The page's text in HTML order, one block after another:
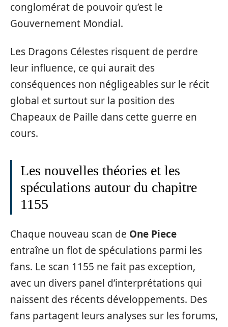
conglomérat de pouvoir qu’est le
Gouvernement Mondial.
Les Dragons Célestes risquent de perdre
leur influence, ce qui aurait des
conséquences non négligeables sur le récit
global et surtout sur la position des
Chapeaux de Paille dans cette guerre en
cours.
Les nouvelles théories et les
spéculations autour du chapitre
1155
Chaque nouveau scan de One Piece
entraîne un flot de spéculations parmi les
fans. Le scan 1155 ne fait pas exception,
avec un divers panel d’interprétations qui
naissent des récents développements. Des
fans partagent leurs analyses sur les forums,